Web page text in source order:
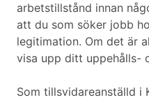
arbetstillstånd innan
att du som söker jobb
legitimation. Om det är
visa upp ditt uppehålls-
Som tillsvidareanställd i